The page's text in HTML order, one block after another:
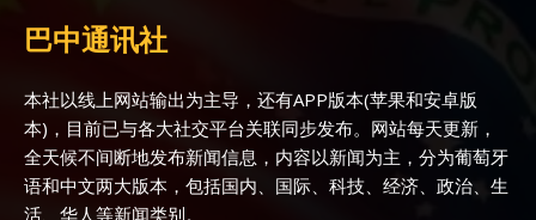
巴中通讯社
本社以线上网站输出为主导，还有APP版本(苹果和安卓版
本)，目前已与各大社交平台关联同步发布。网站每天更新，
全天候不间断地发布新闻信息，内容以新闻为主，分为葡萄牙
语和中文两大版本，包括国内、国际、科技、经济、政治、生
活、华人等新闻类别。